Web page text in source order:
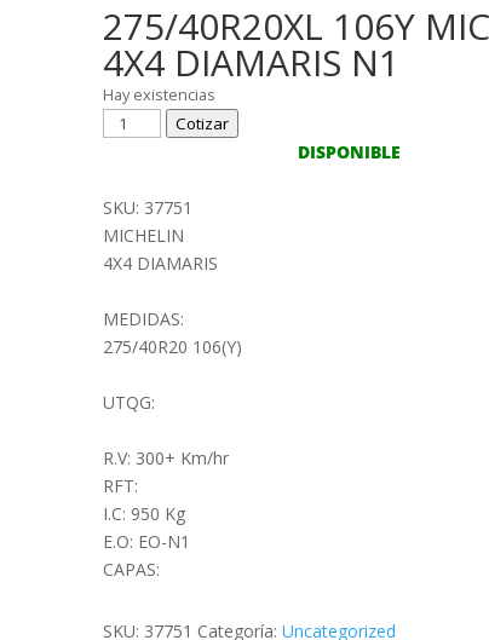
275/40R20XL 106Y
4X4 DIAMARIS N1
Hay existencias
275/40R20XL
4X4
DIAMARIS
N1
Cotizar
DISPONIBLE
SKU: 37751
MICHELIN
4X4 DIAMARIS
MEDIDAS:
275/40R20 106(Y)
UTQG:
R.V: 300+ Km/hr
RFT:
I.C: 950 Kg
E.O: EO-N1
CAPAS:
SKU: 37751 Categoría: Uncategorized